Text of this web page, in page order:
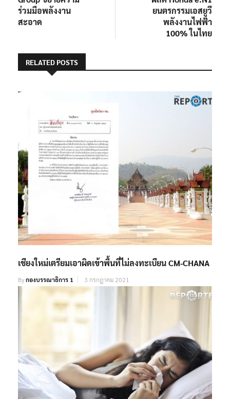
ร่วมมือพลังงาน
สะอาด
ยนตรกรรมเอสยูวี
พลังงานไฟฟ้า
100% ในไทย
RELATED POSTS
เชียงใหม่เตรียมเอาผิดเข้าพื้นที่ไม่ลงทะเบียน CM-CHANA
Byกองบรรณาธิการ 1 3 กรกฎาคม 2021